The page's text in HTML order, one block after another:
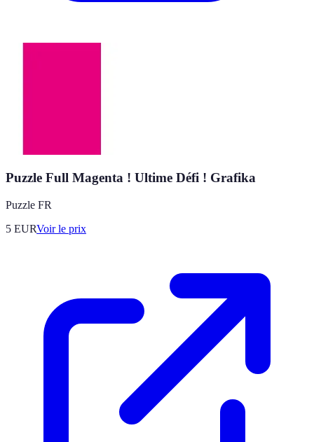
Puzzle Full Magenta ! Ultime Défi ! Grafika
Puzzle FR
5 EURVoir le prix